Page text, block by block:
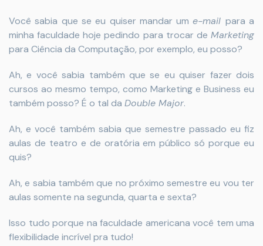
Você sabia que se eu quiser mandar ume-mail para a
minha faculdade hoje pedindo para trocar de Marketing
para Ciência da Computação, por exemplo, eu posso?
Ah, e você sabia também que se eu quiser fazer dois
cursos ao mesmo tempo, como Marketing e Business eu
também posso? É o tal da Double Major.
Ah, e você também sabia que semestre passado eu fiz
aulas de teatro e de oratória em público só porque eu
quis?
Ah, e sabia também que no próximo semestre eu vou ter
aulas somente na segunda, quarta e sexta?
Isso tudo porque na faculdade americana você tem uma
flexibilidade incrível pra tudo!